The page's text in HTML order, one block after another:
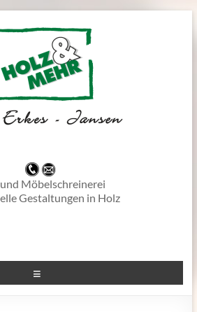
Möbelschreinerei
Gestaltungen in Holz